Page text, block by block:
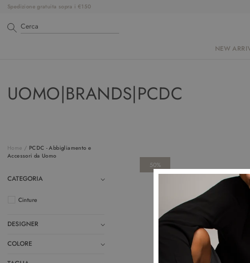
Spedizione gratuita sopra i €150
NEW
UOMO|BRANDS|PCDC
Home / PCDC - Abbigliamento e
Accessori da Uomo
CATEGORIA
Cinture
DESIGNER
COLORE
50%